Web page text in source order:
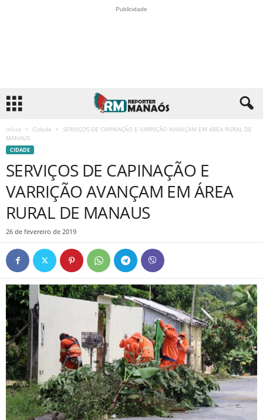
Publicidade
Início Cidade
SERVIÇOS DE CAPINAÇÃO E VARRIÇÃO AVANÇAM EM ÁREA RURAL DE
MANAUS
CIDADE
SERVIÇOS DE CAPINAÇÃO E
VARRIÇÃO AVANÇAM EM ÁREA
RURAL DE MANAUS
26 de fevereiro de 2019